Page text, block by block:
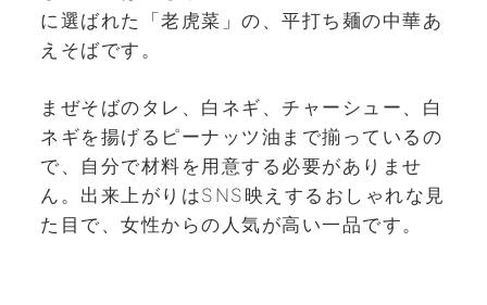
に選ばれた「老虎菜」の、平打ち麺の中華あ
えそばです。
まぜそばのタレ、白ネギ、チャーシュー、白
ネギを揚げるピーナッツ油まで揃っているの
で、自分で材料を用意する必要がありませ
ん。出来上がりはSNS映えするおしゃれな見
た目で、女性からの人気が高い一品です。